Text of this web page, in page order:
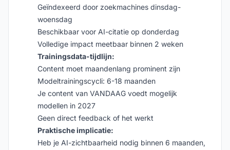
Geïndexeerd door zoekmachines dinsdag-
woensdag
Beschikbaar voor AI-citatie op donderdag
Volledige impact meetbaar binnen 2 weken
Trainingsdata-tijdlijn:
Content moet maandenlang prominent zijn
Modeltrainingscycli: 6-18 maanden
Je content van VANDAAG voedt mogelijk
modellen in 2027
Geen direct feedback of het werkt
Praktische implicatie:
Heb je AI-zichtbaarheid nodig binnen 6 maanden,